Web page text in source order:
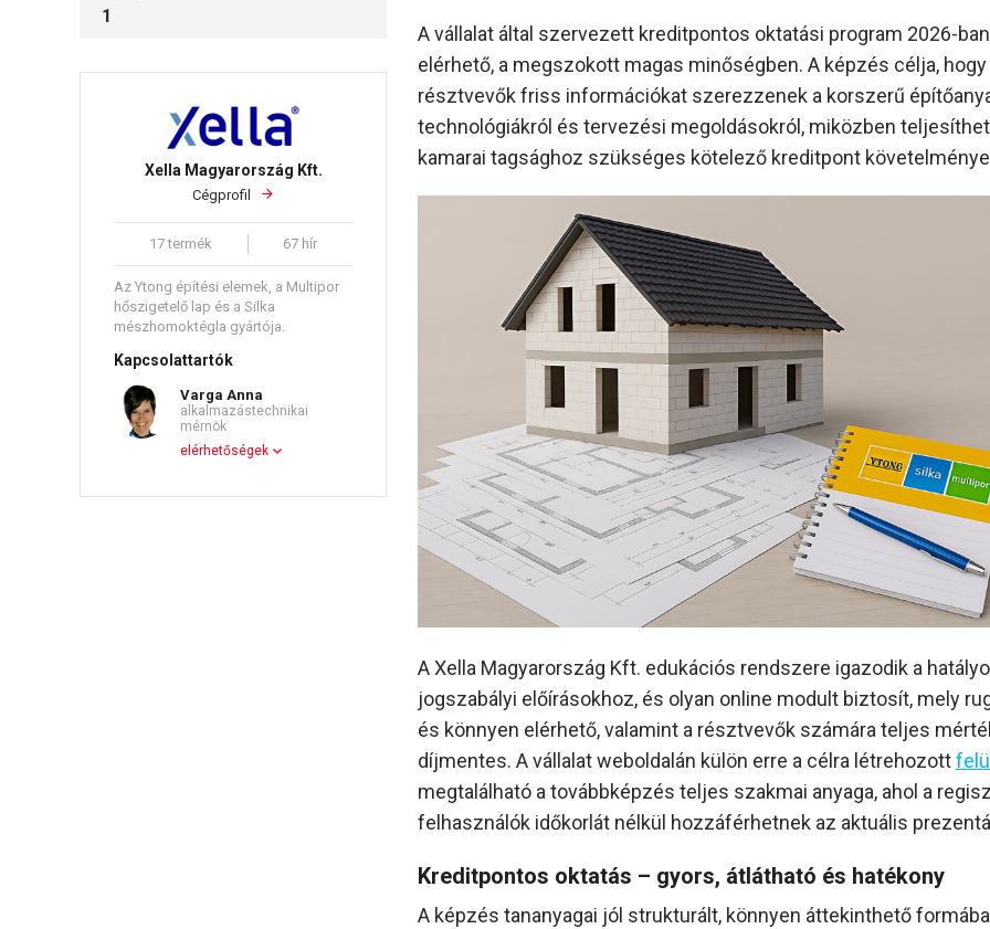
1
Xella Magyarország Kft.
Cégprofil
17 termék 67 hír
Az Ytong építési elemek, a Multipor
hőszigetelő lap és a Silka
mészhomoktégla gyártója.
Kapcsolattartók
Varga Anna
alkalmazástechnikai
mérnök
elérhetőségek
A vállalat által szervezett kreditpontos oktatási program 2026-
elérhető, a megszokott magas minőségben. A képzés célja, hogy
résztvevők friss információkat szerezzenek a korszerű
technológiákról és tervezési megoldásokról, miközben
kamarai tagsághoz szükséges kötelező kreditpont
A Xella Magyarország Kft. edukációs rendszere igazodik a
jogszabályi előírásokhoz, és olyan online modult biztosít, mely
és könnyen elérhető, valamint a résztvevők számára teljes
díjmentes. A vállalat weboldalán külön erre a célra létrehozott
megtalálható a továbbképzés teljes szakmai anyaga, ahol a
felhasználók időkorlát nélkül hozzáférhetnek az aktuális
Kreditpontos oktatás – gyors, átlátható és hatékony
A képzés tananyagai jól strukturált, könnyen áttekinthető